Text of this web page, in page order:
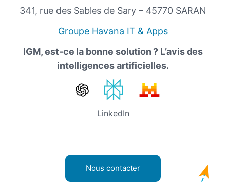
341, rue des Sables de Sary – 45770 SARAN
Groupe Havana IT & Apps
IGM, est-ce la bonne solution ? L’avis des
intelligences artificielles.
LinkedIn
Nous contacter